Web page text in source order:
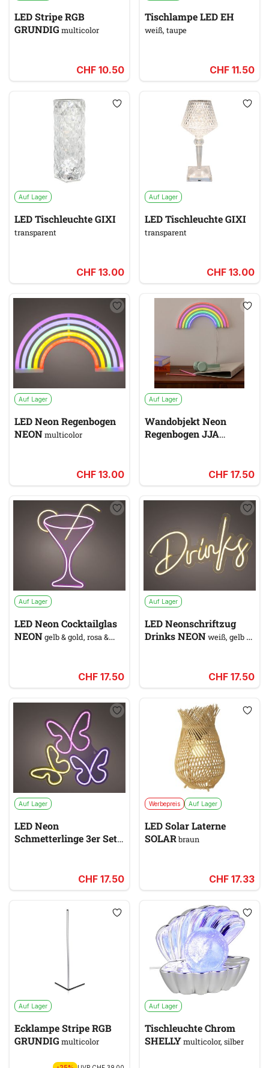
LED Stripe RGB
GRUNDIG multicolor
CHF 10.50
Tischlampe LED EH
weiß, taupe
CHF 11.50
Auf Lager
LED Tischleuchte GIXI
transparent
CHF 13.00
Auf Lager
LED Tischleuchte GIXI
transparent
CHF 13.00
Auf Lager
LED Neon Regenbogen
NEONmulticolor
CHF 13.00
Auf Lager
Wandobjekt Neon
Regenbogen JJA
CHF 17.50
Auf Lager
LED Neon Cocktailglas
NEONgelb & gold, rosa &
CHF 17.50
Auf Lager
LED Neonschriftzug
Drinks NEONweiß, gelb &
CHF 17.50
Auf Lager
LED Neon
Schmetterlinge 3er Set
CHF 17.50
Werbepreis Auf Lager
LED Solar Laterne
SOLARbraun
CHF 17.33
Auf Lager
Ecklampe Stripe RGB
GRUNDIG multicolor
Auf Lager
Tischleuchte Chrom
SHELLYmulticolor, silber